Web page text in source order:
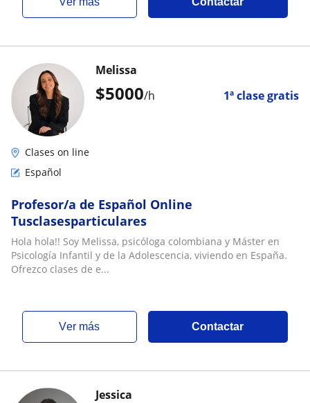
$5000/h 1ª clase gratis
Melissa
Clases on line
Español
Profesor/a de Español Online
Tusclasesparticulares
Hola hola!! Soy Melissa, psicóloga colombiana y Máster en
Psicología Infantil y de la Adolescencia, viviendo en España.
Ofrezco clases de e...
ver más Contactar
Jessica